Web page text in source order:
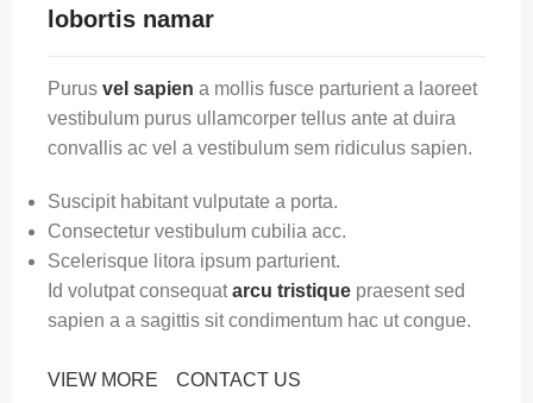
lobortis namar
Purus vel sapien a mollis fusce parturient a laoreet
vestibulum purus ullamcorper tellus ante at duira
convallis ac vel a vestibulum sem ridiculus sapien.
Suscipit habitant vulputate a porta.
Consectetur vestibulum cubilia acc.
Scelerisque litora ipsum parturient.
Id volutpat consequatarcu tristique praesent sed
sapien a a sagittis sit condimentum hac ut congue.
VIEW MORE CONTACT US